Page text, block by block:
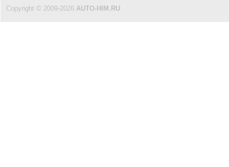
Copyright © 2009-2026 AUTO-HIM.RU